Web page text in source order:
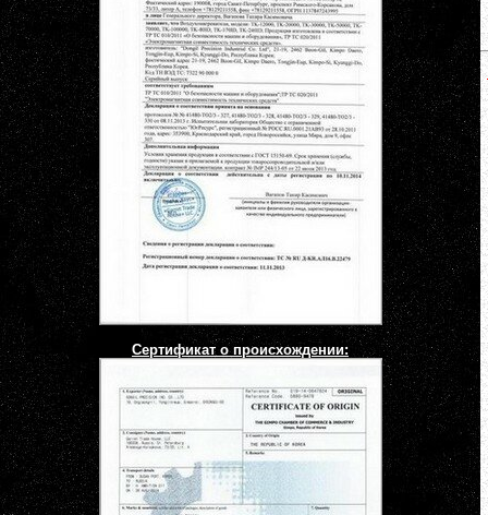
Сертификат о происхождении: